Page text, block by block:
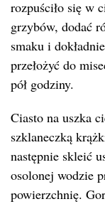
rozpuściło się w
grzybów, dodać
smaku i
przełożyć do
pół godziny.
Ciasto na uszka
szklaneczką
następnie skleić
osolonej wodzie
powierzchnię.